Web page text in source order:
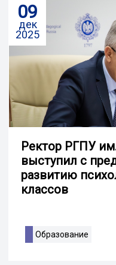
09
дек
2025
Ректор РГПУ
выступил с
развитию
классов
Образование